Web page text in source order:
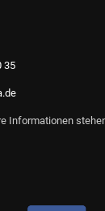
35
Informationen